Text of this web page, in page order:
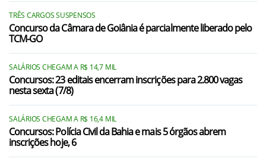
Damolândia/GO
Goianápolis/GO
Goiânia/GO
Goianira/GO
Guapó/GO
Hidrolândia/GO
Inhumas/GO
TRÊS CARGOS SUSPENSOS
Concurso da Câmara de Goiânia é parcialmente liberado pelo
TCM-GO
SALÁRIOS CHEGAM A R$ 14,7 MIL
Concursos: 23 editais encerram inscrições para 2.800 vagas
nesta sexta (7/8)
SALÁRIOS CHEGAM A R$ 16,4 MIL
Concursos: Polícia Civil da Bahia e mais 5 órgãos abrem
inscrições hoje, 6